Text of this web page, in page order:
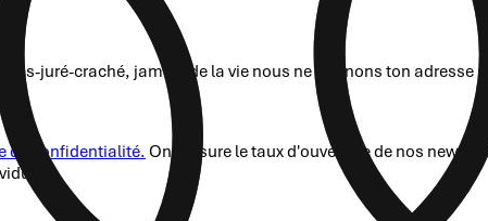
juré-craché, jamais de la vie nous ne donnons ton adresse
de confidentialité. On mesure le taux d'ouverture de nos